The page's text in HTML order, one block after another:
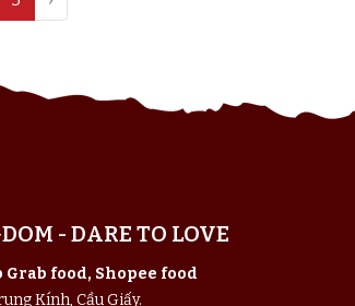
- DARE TO LOVE
Grab food, Shopee food
Kính, Cầu Giấy.